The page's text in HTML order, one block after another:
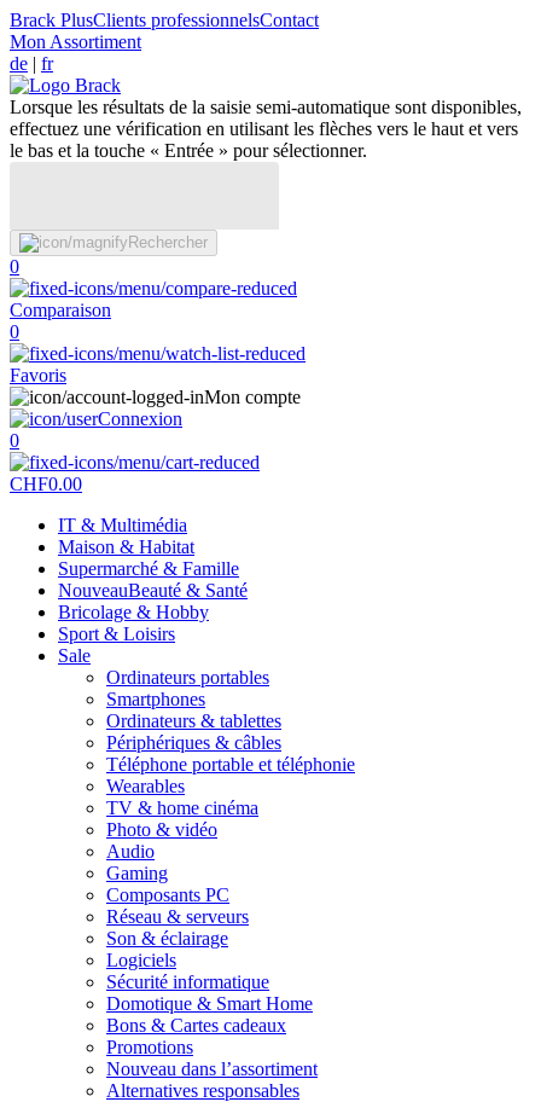
Brack PlusClients professionnelsContact
Mon Assortiment
de | fr
Lorsque les résultats de la saisie semi-automatique sont disponibles,
effectuez une vérification en utilisant les flèches vers le haut et vers
le bas et la touche « Entrée » pour sélectionner.
Rechercher
0
Comparaison
0
Favoris
Mon compte
Connexion
0
CHF0.00
IT & Multimédia
Maison & Habitat
Supermarché & Famille
NouveauBeauté & Santé
Bricolage & Hobby
Sport & Loisirs
Sale
Ordinateurs portables
Smartphones
Ordinateurs & tablettes
Périphériques & câbles
Téléphone portable et téléphonie
Wearables
TV & home cinéma
Photo & vidéo
Audio
Gaming
Composants PC
Réseau & serveurs
Son & éclairage
Logiciels
Sécurité informatique
Domotique & Smart Home
Bons & Cartes cadeaux
Promotions
Nouveau dans l’assortiment
Alternatives responsables